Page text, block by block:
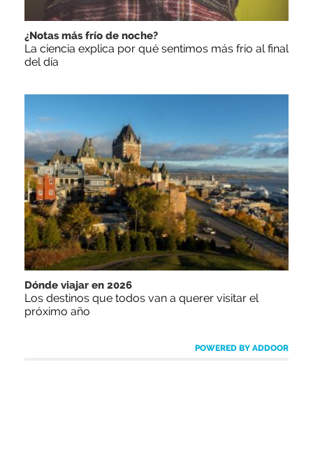
¿Notas más frío de noche?
La ciencia explica por qué sentimos más frío al final
del día
Dónde viajar en 2026
Los destinos que todos van a querer visitar el
próximo año
POWERED BY ADDOOR